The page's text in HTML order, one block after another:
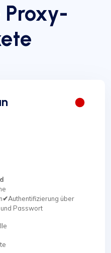
✔Authentifizierung über
Passwort